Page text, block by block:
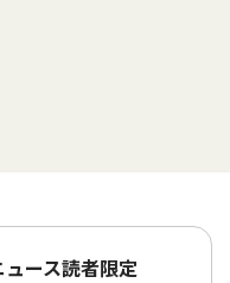
ュース読者限定